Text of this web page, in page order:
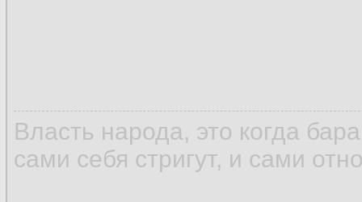
Власть народа, это когда
сами себя стригут, и сами